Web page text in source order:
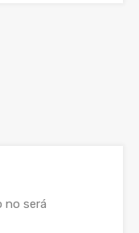
no será